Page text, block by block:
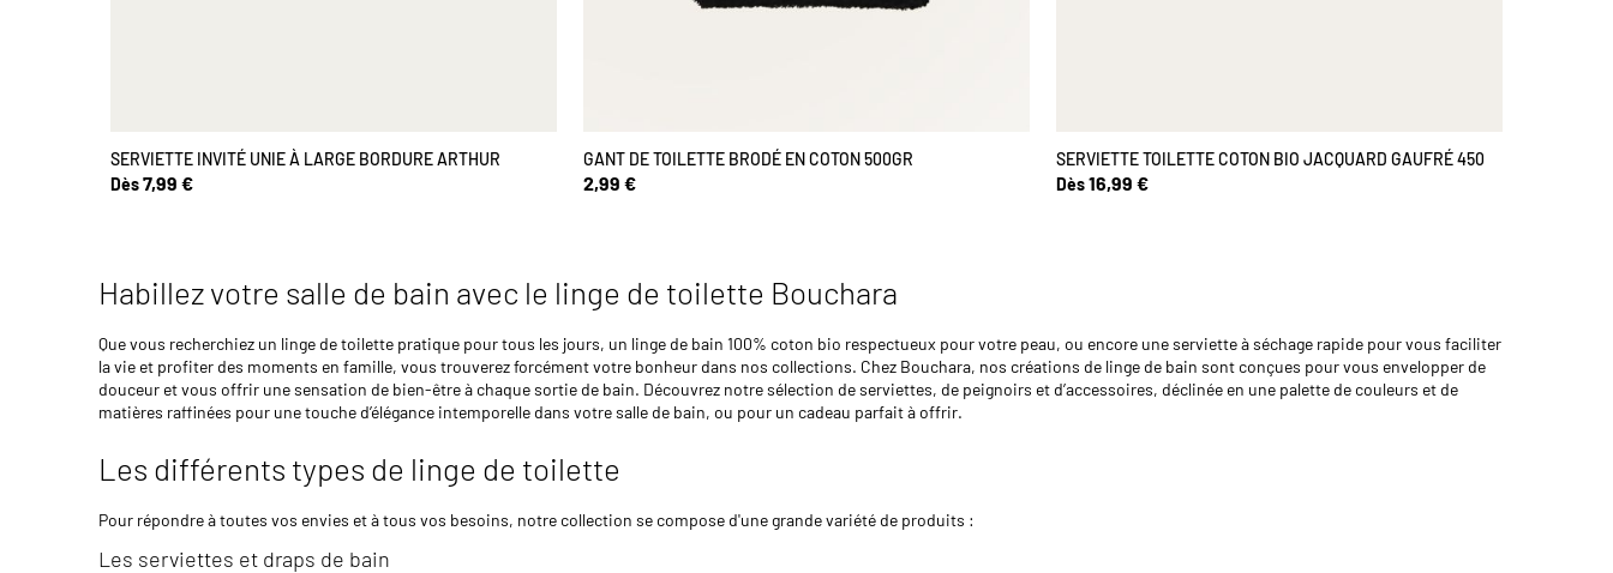
SERVIETTE INVITÉ UNIE À LARGE BORDURE ARTHUR
Dès7,99 €
GANT DE TOILETTE BRODÉ EN COTON 500GR
2,99 €
SERVIETTE TOILETTE COTON BIO JACQUARD GAUFRÉ 450
Dès16,99 €
Habillez votre salle de bain avec le linge de toilette Bouchara
Que vous recherchiez un linge de toilette pratique pour tous les jours, un linge de bain 100% coton bio respectueux pour votre peau, ou encore une serviette à séchage rapide pour vous faciliter
la vie et profiter des moments en famille, vous trouverez forcément votre bonheur dans nos collections. Chez Bouchara, nos créations de linge de bain sont conçues pour vous envelopper de
douceur et vous offrir une sensation de bien-être à chaque sortie de bain. Découvrez notre sélection de serviettes, de peignoirs et d’accessoires, déclinée en une palette de couleurs et de
matières raffinées pour une touche d’élégance intemporelle dans votre salle de bain, ou pour un cadeau parfait à offrir.
Les différents types de linge de toilette
Pour répondre à toutes vos envies et à tous vos besoins, notre collection se compose d'une grande variété de produits :
Les serviettes et draps de bain